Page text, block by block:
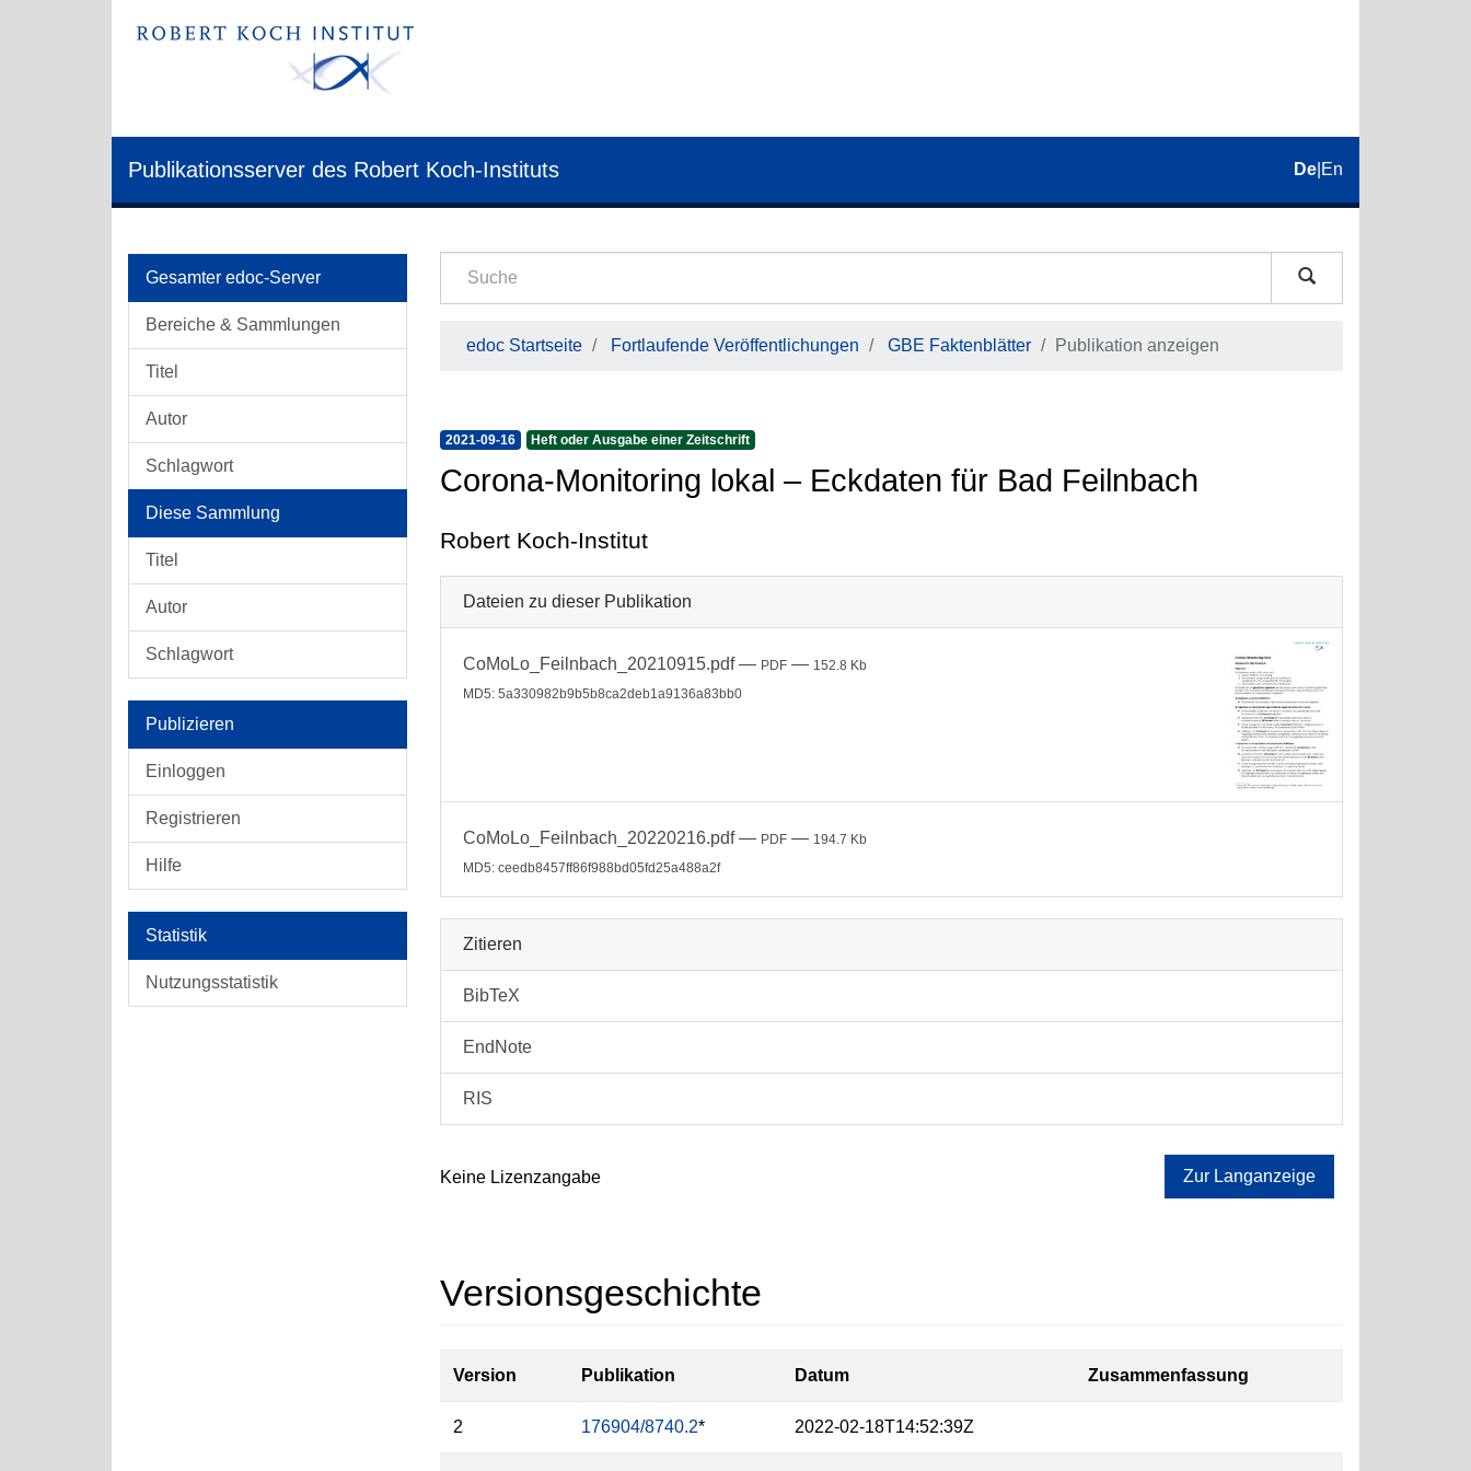
Publikationsserver des Robert Koch-Instituts De En
Gesamter edoc-Server
Bereiche & Sammlungen
Titel
Autor
Schlagwort
Diese Sammlung
Titel
Autor
Schlagwort
Publizieren
Einloggen
Registrieren
Hilfe
Statistik
Nutzungsstatistik
edoc Startseite Fortlaufende Veröffentlichungen GBE Faktenblätter Publikation anzeigen
2021-09-16 Heft oder Ausgabe einer Zeitschrift
Corona-Monitoring lokal – Eckdaten für Bad Feilnbach
Robert Koch-Institut
Dateien zu dieser Publikation
CoMoLo_Feilnbach_20210915.pdf— PDF — 152.8 Kb
MD5: 5a330982b9b5b8ca2deb1a9136a83bb0
CoMoLo_Feilnbach_20220216.pdf— PDF — 194.7 Kb
MD5: ceedb8457ff86f988bd05fd25a488a2f
Zitieren
BibTeX
EndNote
RIS
Keine Lizenzangabe Zur Langanzeige
Versionsgeschichte
Version Publikation Datum Zusammenfassung
2 176904/8740.2* 2022-02-18T14:52:39Z